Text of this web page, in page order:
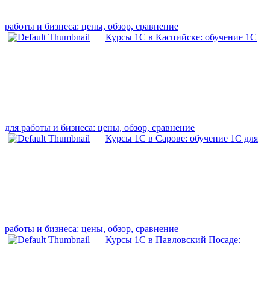
работы и бизнеса: цены, обзор, сравнение
Курсы 1С в Каспийске: обучение 1С
для работы и бизнеса: цены, обзор, сравнение
Курсы 1С в Сарове: обучение 1С для
работы и бизнеса: цены, обзор, сравнение
Курсы 1С в Павловский Посаде: